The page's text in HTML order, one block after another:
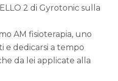
2 di Gyrotonic sulla
AM fisioterapia, uno
e dedicarsi a tempo
da lei applicate alla